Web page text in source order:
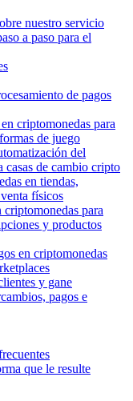
nuestro servicio
a paso para el
de pagos
criptomonedas para
de juego
del
casas de cambio cripto
en tiendas,
físicos
criptomonedas para
y productos
en criptomonedas
y gane
pagos e
que le resulte